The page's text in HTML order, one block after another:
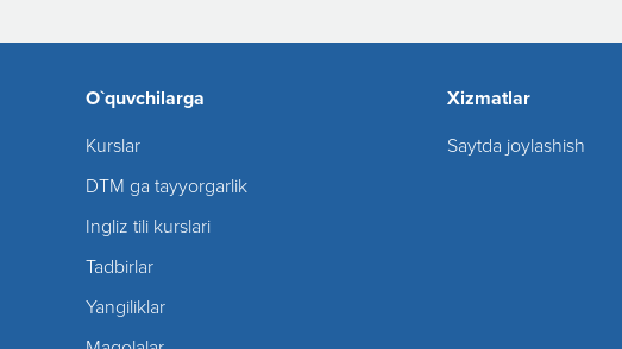
O`quvchilarga
Kurslar
DTM ga tayyorgarlik
Ingliz tili kurslari
Tadbirlar
Yangiliklar
Xizmatlar
Saytda joylashish